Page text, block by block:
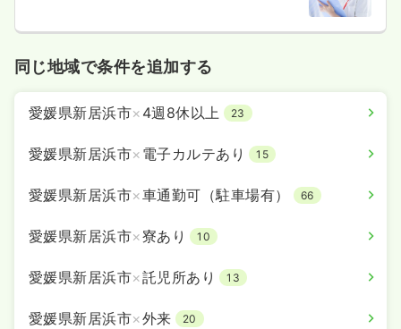
同じ地域で条件を追加する
愛媛県新居浜市× 4週8休以上 23
愛媛県新居浜市× 電子カルテあり 15
愛媛県新居浜市×車通勤可（駐車場有） 66
愛媛県新居浜市×寮あり 10
愛媛県新居浜市×託児所あり 13
愛媛県新居浜市×外来 20